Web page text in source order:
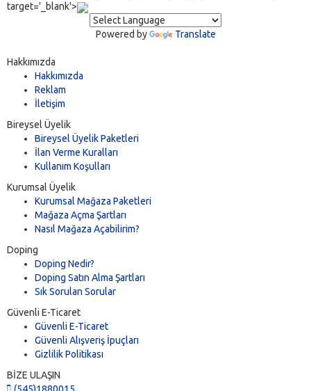
target='_blank'>
Powered by Translate
Hakkımızda
Hakkımızda
Reklam
İletişim
Bireysel Üyelik
Bireysel Üyelik Paketleri
İlan Verme Kuralları
Kullanım Koşulları
Kurumsal Üyelik
Kurumsal Mağaza Paketleri
Mağaza Açma Şartları
Nasıl Mağaza Açabilirim?
Doping
Doping Nedir?
Doping Satın Alma Şartları
Sık Sorulan Sorular
Güvenli E-Ticaret
Güvenli E-Ticaret
Güvenli Alışveriş İpuçları
Gizlilik Politikası
BİZE ULAŞIN